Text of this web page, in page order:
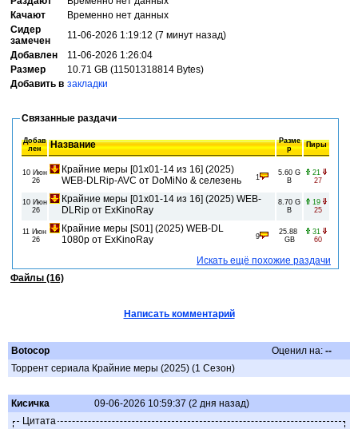
Качают
Временно нет данных
Сидер
замечен
11-06-2026 1:19:12 (7 минут назад)
Добавлен
11-06-2026 1:26:04
Размер
10.71 GB (11501318814 Bytes)
Добавить в закладки
Связанные раздачи
Добав
лен
Название
Разме
р
Пиры
10 Июн
26
Крайние меры [01x01-14 из 16] (2025)
WEB-DLRip-AVC от DoMiNo & селезень
1
5.60 G
B
21
27
10 Июн
26
Крайние меры [01x01-14 из 16] (2025) WEB-
DLRip от ExKinoRay
8.70 G
B
19
25
11 Июн
26
Крайние меры [S01] (2025) WEB-DL
1080p от ExKinoRay
9
25.88
GB
31
60
Искать ещё похожие раздачи
Файлы (16)
Написать комментарий
Botocop Оценил на: --
Торрент сериала Крайние меры (2025) (1 Сезон)
Кисичка
09-06-2026 10:59:37 (2 дня назад)
Цитата